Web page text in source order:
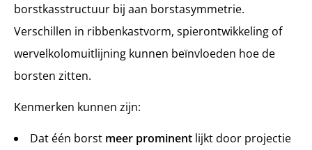
borstkasstructuur bij aan borstasymmetrie.
Verschillen in ribbenkastvorm, spierontwikkeling of
wervelkolomuitlijning kunnen beïnvloeden hoe de
borsten zitten.
Kenmerken kunnen zijn:
Dat één borst meer prominent lijkt door projectie